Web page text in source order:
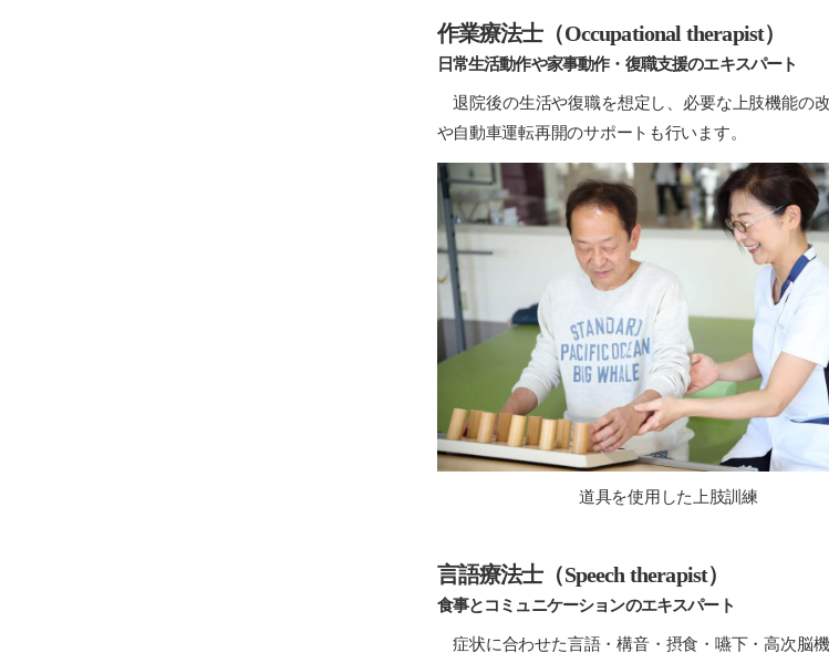
作業療法士（Occupational therapist）
日常生活動作や家事動作・復職支援のエキスパート
退院後の生活や復職を想定し、必要な上肢機能の
や自動車運転再開のサポートも行います。
道具を使用した上肢訓練
言語療法士（Speech therapist）
食事とコミュニケーションのエキスパート
症状に合わせた言語・構音・摂食・嚥下・高次脳